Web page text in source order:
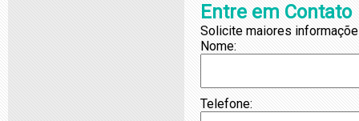
Entre em Contato
Solicite maiores
Nome:
Telefone: